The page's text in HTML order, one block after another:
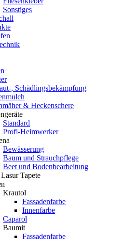
Sonstiges
, Schädlingsbekämpfung
& Heckenschere
Standard
Profi-Heimwerker
Bewässerung
Baum und Strauchpflege
Beet und Bodenbearbeitung
Tapete
Krautol
Fassadenfarbe
Innenfarbe
Caparol
Baumit
Fassadenfarbe